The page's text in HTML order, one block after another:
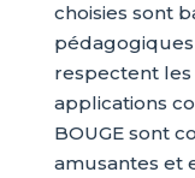
choisies sont
respectent les
applications
BOUGE sont
amusantes et